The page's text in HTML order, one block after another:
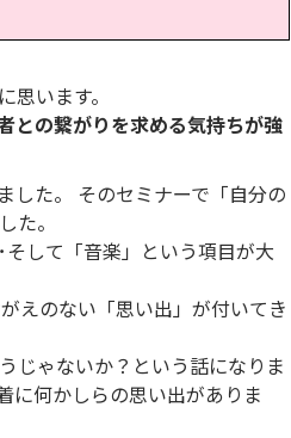
います。
との繋がりを求める気持ちが強
した。 そのセミナーで「自分の
た。
して「音楽」という項目が大
えのない「思い出」が付いてき
じゃないか？という話になりま
に何かしらの思い出がありま